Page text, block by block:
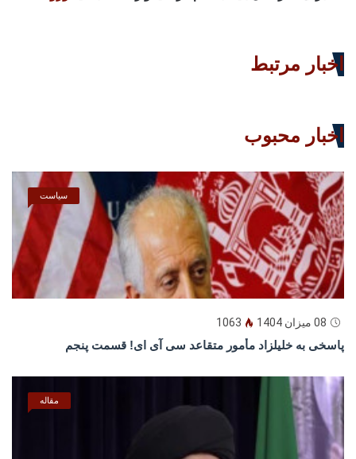
اخبار مرتبط
اخبار محبوب
سیاست
08 میزان 1404 1063
پاسخى به خليلزاد مأمور متقاعد سى آى اى! قسمت پنجم
مقاله